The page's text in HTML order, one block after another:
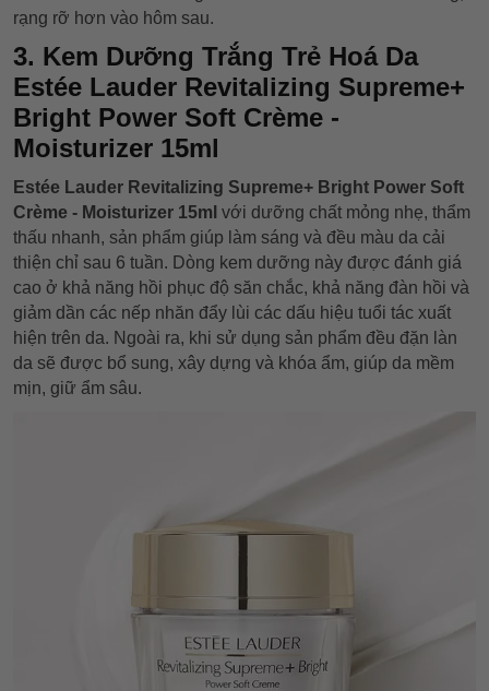
rạng rỡ hơn vào hôm sau.
3. Kem Dưỡng Trắng Trẻ Hoá Da
Estée Lauder Revitalizing Supreme+
Bright Power Soft Crème -
Moisturizer 15ml
Estée Lauder Revitalizing Supreme+ Bright Power Soft
Crème - Moisturizer 15ml với dưỡng chất mỏng nhẹ, thẩm
thấu nhanh, sản phẩm giúp làm sáng và đều màu da cải
thiện chỉ sau 6 tuần. Dòng kem dưỡng này được đánh giá
cao ở khả năng hồi phục độ săn chắc, khả năng đàn hồi và
giảm dần các nếp nhăn đẩy lùi các dấu hiệu tuổi tác xuất
hiện trên da. Ngoài ra, khi sử dụng sản phẩm đều đặn làn
da sẽ được bổ sung, xây dựng và khóa ẩm, giúp da mềm
mịn, giữ ẩm sâu.